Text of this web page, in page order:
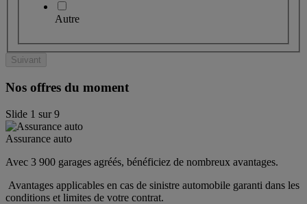
Autre
Suivant
Nos offres du moment
Slide 1 sur9
Assurance auto
Avec 3 900 garages agréés, bénéficiez de nombreux avantages.
Avantages applicables en cas de sinistre automobile garanti dans les
conditions et limites de votre contrat.